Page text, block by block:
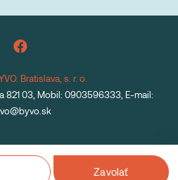
Zavolať
Bratislava, s. r. o.
821 03, Mobil: 0903596333, E-mail: